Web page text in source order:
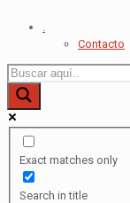
.
Contacto
Exact matches only
Search in title